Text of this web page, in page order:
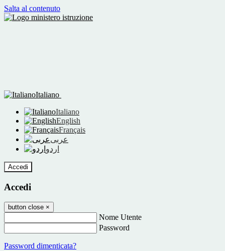
Salta al contenuto
Italiano
Italiano
English
Français
عربى
اردو
Accedi
Accedi
button close ×
Nome Utente
Password
Password dimenticata?